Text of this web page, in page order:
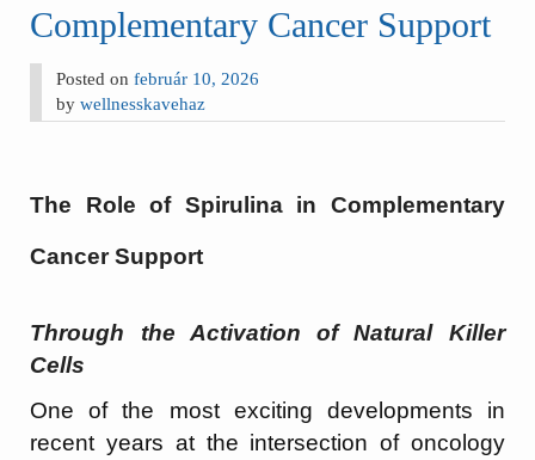
Complementary Cancer Support
Posted onfebruár 10, 2026
bywellnesskavehaz
The Role of Spirulina in Complementary
Cancer Support
Through the Activation of Natural Killer
Cells
One of the most exciting developments in
recent years at the intersection of oncology